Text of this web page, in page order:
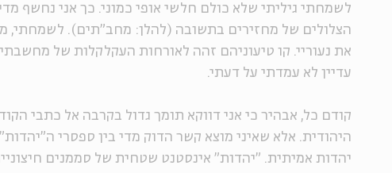
לשמחתי גיליתי שלא כולם חלשי אופי כמוני. כך אני נחשף
הצלולים של מחזירים בתשובה (להלן: מחב"תים). לשמחתי,
את נעוריי. קו טיעוניהם זהה לאורחות העקלקלות של
עדיין לא עמדתי על דעתי.
קודם כל, אבהיר כי אני דווקא תומך גדול בקרבה אל כתבי
היהודית. אלא שאיני מוצא קשר הדוק מדי בין ספסרי ה"יהדות"
יהדות אמיתית. "יהדות" אינסטנט שטחית של סממנים